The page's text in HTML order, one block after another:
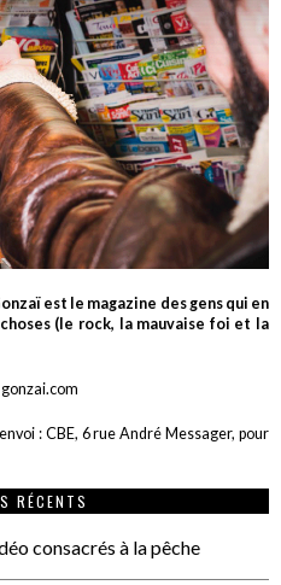
est le magazine des gens qui en
(le rock, la mauvaise foi et la
: CBE, 6 rue André Messager, pour
RÉCENTS
consacrés à la pêche